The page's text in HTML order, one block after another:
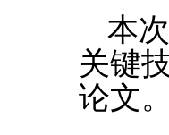
本
关键
论文